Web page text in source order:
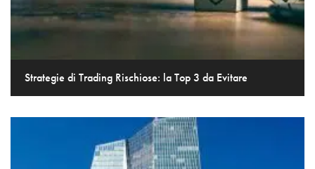
Strategie di Trading Rischiose: la Top 3 da Evitare